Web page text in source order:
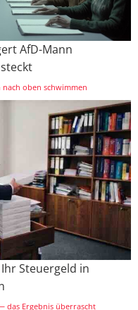
AfD-Mann
oben schwimmen
Steuergeld in
das Ergebnis überrascht